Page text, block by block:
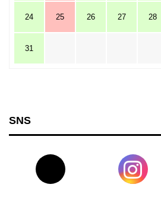
24 25 26 27 28
31
SNS